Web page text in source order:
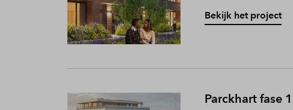
Bekijk het project
Parckhart fase 1